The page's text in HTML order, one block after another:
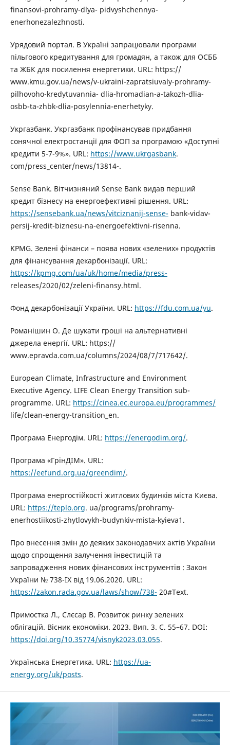
finansovi-prohramy-dlya- pidvyshchennya-
enerhonezalezhnosti.
Урядовий портал. В Україні запрацювали програми
пільгового кредитування для громадян, а також для ОСББ
та ЖБК для посилення енергетики. URL: https://
www.kmu.gov.ua/news/v-ukraini-zapratsiuvaly-prohramy-
pilhovoho-kredytuvannia- dlia-hromadian-a-takozh-dlia-
osbb-ta-zhbk-dlia-posylennia-enerhetyky.
Укргазбанк. Укргазбанк профінансував придбання
сонячної електростанції для ФОП за програмою «Доступні
кредити 5-7-9%». URL: https://www.ukrgasbank.
com/press_center/news/13814-.
Sense Bank. Вітчизняний Sense Bank видав перший
кредит бізнесу на енергоефективні рішення. URL:
https://sensebank.ua/news/vitciznanij-sense- bank-vidav-
persij-kredit-biznesu-na-energoefektivni-risenna.
KPMG. Зелені фінанси – поява нових «зелених» продуктів
для фінансування декарбонізації. URL:
https://kpmg.com/ua/uk/home/media/press-
releases/2020/02/zeleni-finansy.html.
Фонд декарбонізації України. URL: https://fdu.com.ua/yu.
Романішин О. Де шукати гроші на альтернативні
джерела енергії. URL: https://
www.epravda.com.ua/columns/2024/08/7/717642/.
European Climate, Infrastructure and Environment
Executive Agency. LIFE Clean Energy Transition sub-
programme. URL: https://cinea.ec.europa.eu/programmes/
life/clean-energy-transition_en.
Програма Енергодім. URL: https://energodim.org/.
Програма «ГрінДІМ». URL:
https://eefund.org.ua/greendim/.
Програма енергостійкості житлових будинків міста Києва.
URL: https://teplo.org. ua/programs/prohramy-
enerhostiikosti-zhytlovykh-budynkiv-mista-kyieva1.
Про внесення змін до деяких законодавчих актів України
щодо спрощення залучення інвестицій та
запровадження нових фінансових інструментів : Закон
України № 738-IX від 19.06.2020. URL:
https://zakon.rada.gov.ua/laws/show/738- 20#Text.
Примостка Л., Слєсар В. Розвиток ринку зелених
облігацій. Вісник економіки. 2023. Вип. 3. С. 55–67. DOI:
https://doi.org/10.35774/visnyk2023.03.055.
Українська Енергетика. URL: https://ua-
energy.org/uk/posts.